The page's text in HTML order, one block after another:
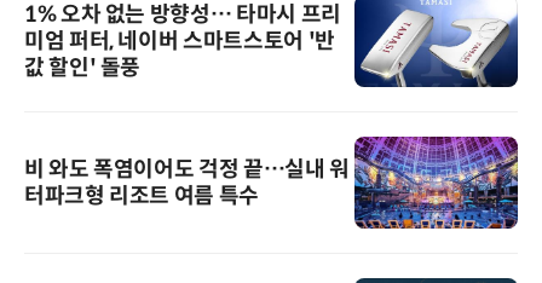
1% 오차 없는 방향성… 타마시 프리
미엄 퍼터, 네이버 스마트스토어 '반
값 할인' 돌풍
비 와도 폭염이어도 걱정 끝…실내 워
터파크형 리조트 여름 특수